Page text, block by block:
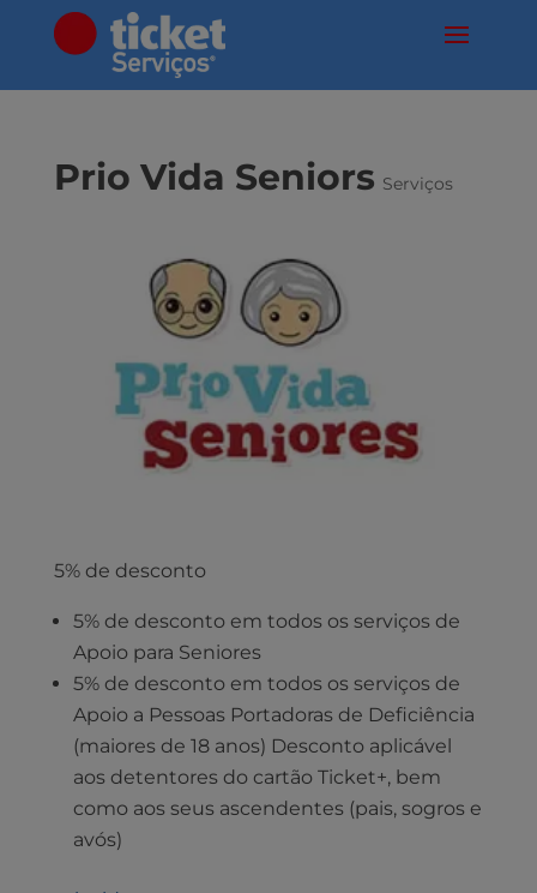
Prio Vida Seniors Serviços
5% de desconto
5% de desconto em todos os serviços de
Apoio para Seniores
5% de desconto em todos os serviços de
Apoio a Pessoas Portadoras de Deficiência
(maiores de 18 anos) Desconto aplicável
aos detentores do cartão Ticket+, bem
como aos seus ascendentes (pais, sogros e
avós)